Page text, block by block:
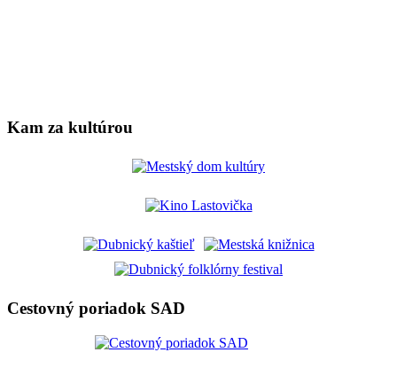
Kam za kultúrou
Cestovný poriadok SAD